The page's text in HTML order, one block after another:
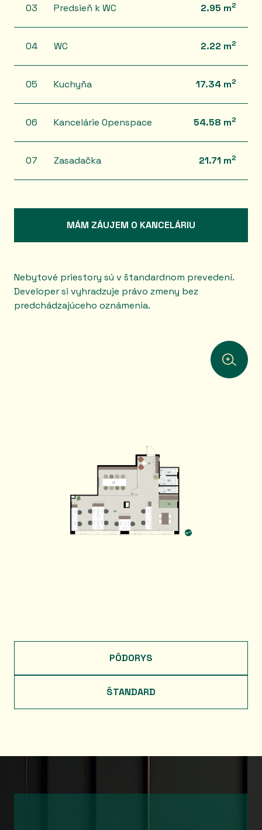
03 Predsieň k WC 2.95 m2
04 WC 2.22 m2
05 Kuchyňa 17.34 m2
06 Kancelárie Openspace 54.58 m2
07 Zasadačka 21.71 m2
MÁM ZÁUJEM O KANCELÁRIU
Nebytové priestory sú v štandardnom prevedení.
Developer si vyhradzuje právo zmeny bez
predchádzajúceho oznámenia.
PÔDORYS
ŠTANDARD